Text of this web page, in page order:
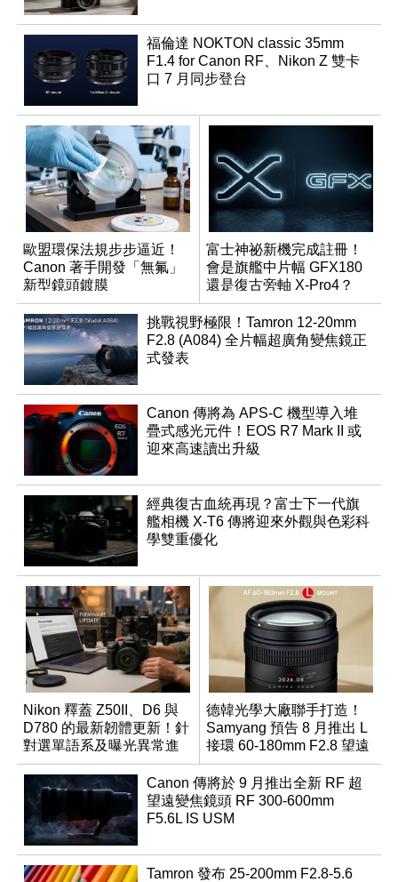
福倫達 NOKTON classic 35mm
F1.4 for Canon RF、Nikon Z 雙卡
口 7 月同步登台
歐盟環保法規步步逼近！
Canon 著手開發「無氟」
新型鏡頭鍍膜
富士神祕新機完成註冊！
會是旗艦中片幅 GFX180
還是復古旁軸 X-Pro4？
挑戰視野極限！Tamron 12-20mm
F2.8 (A084) 全片幅超廣角變焦鏡正
式發表
Canon 傳將為 APS-C 機型導入堆
疊式感光元件！EOS R7 Mark II 或
迎來高速讀出升級
經典復古血統再現？富士下一代旗
艦相機 X-T6 傳將迎來外觀與色彩科
學雙重優化
Nikon 釋蓋 Z50II、D6 與
D780 的最新韌體更新！針
對選單語系及曝光異常進
行修復
德韓光學大廠聯手打造！
Samyang 預告 8 月推出 L
接環 60-180mm F2.8 望遠
變焦鏡
Canon 傳將於 9 月推出全新 RF 超
望遠變焦鏡頭 RF 300-600mm
F5.6L IS USM
Tamron 發布 25-200mm F2.8-5.6